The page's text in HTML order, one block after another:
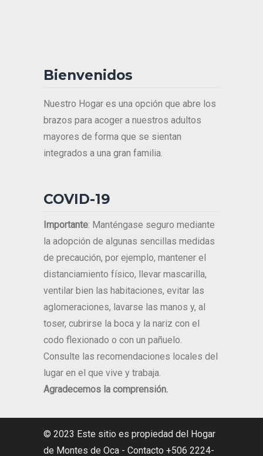
Bienvenidos
Nuestro Hogar es una opción que abre los
brazos para acoger a nuestros adultos
mayores de forma que se sientan
integrados a una gran familia.
COVID-19
Importante: Manténgase seguro mediante
la adopción de algunas sencillas medidas
de precaución, por ejemplo, mantener el
distanciamiento físico, llevar mascarilla,
ventilar bien las habitaciones, evitar las
aglomeraciones, lavarse las manos y, al
toser, cubrirse la boca y la nariz con el
codo flexionado o con un pañuelo.
Consulte las recomendaciones locales del
lugar en el que vive y trabaja.
Agradecemos la comprensión.
© 2023 Este sitio es propiedad del Hogar
de Montes de Oca - Contacto +506 2224-